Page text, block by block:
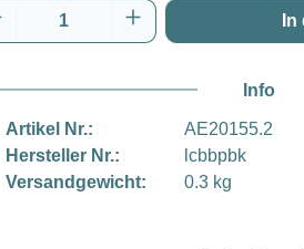
Anzahl: Gib den
Info
Artikel Nr.:
AE20155.2
Hersteller Nr.:
lcbbpbk
Versandgewicht:
0.3 kg